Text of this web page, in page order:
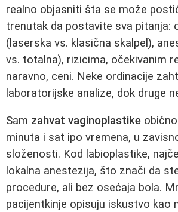
realno objasniti šta se može
trenutak da postavite sva pitanja:
(laserska vs. klasična skalpel),
vs. totalna), rizicima, očekivanim
naravno, ceni. Neke ordinacije
laboratorijske analize, dok druge
Sam zahvat vaginoplastike
minuta i sat ipo vremena, u
složenosti. Kod labioplastike,
lokalna anestezija, što znači da
procedure, ali bez osećaja bola.
pacijentkinje opisuju iskustvo kao